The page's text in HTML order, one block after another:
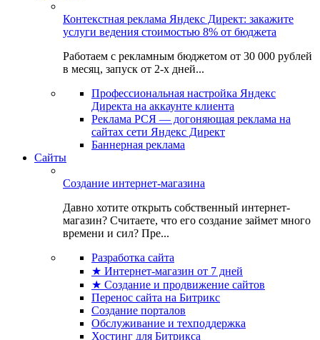
Контекстная реклама Яндекс Директ: закажите
услуги ведения стоимостью 8% от бюджета
Работаем с рекламным бюджетом от 30 000 рублей
в месяц, запуск от 2-х дней...
Профессиональная настройка Яндекс
Директа на аккаунте клиента
Реклама РСЯ — догоняющая реклама на
сайтах сети Яндекс Директ
Баннерная реклама
Сайты
Создание интернет-магазина
Давно хотите открыть собственный интернет-
магазин? Считаете, что его создание займет много
времени и сил? Пре...
Разработка сайта
★ Интернет-магазин от 7 дней
★ Создание и продвижение сайтов
Перенос сайта на Битрикс
Создание порталов
Обслуживание и техподдержка
Хостинг для Битрикса